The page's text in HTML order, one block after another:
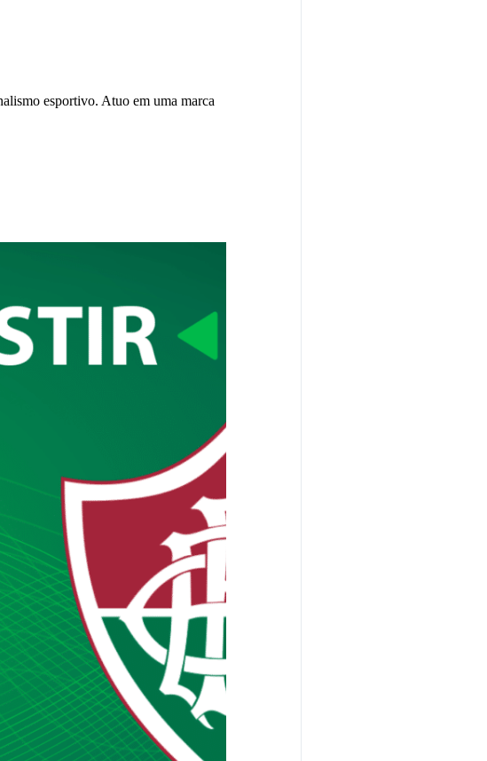
esportivo. Atuo em uma marca